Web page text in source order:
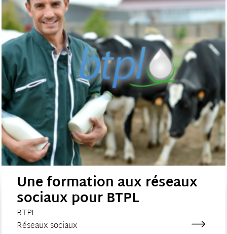
Une formation aux réseaux
sociaux pour BTPL
CLIENT :
BTPL
Catégorie de création :
Réseaux sociaux